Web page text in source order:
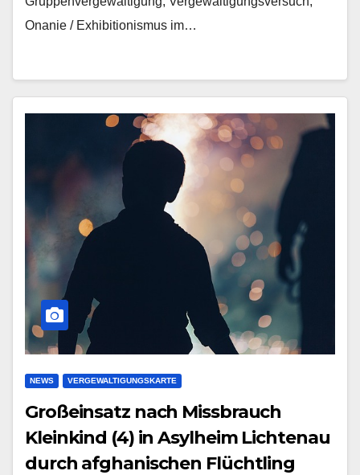
Onanie / Exhibitionismus im…
NEWS VERGEWALTIGUNGSKARTE
Großeinsatz nach Missbrauch
Kleinkind (4) in Asylheim Lichtenau
durch afghanischen Flüchtling